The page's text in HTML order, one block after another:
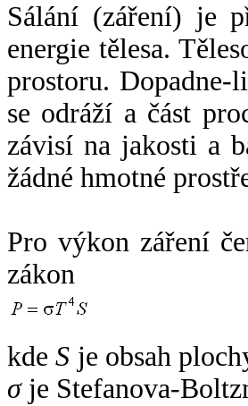
Sálání (záření) je
energie tělesa.
prostoru. Dopadne-
se odráží a část
závisí na jakosti a
žádné hmotné
Pro výkon záření
zákon
kdeS je obsah
σje Stefanova-